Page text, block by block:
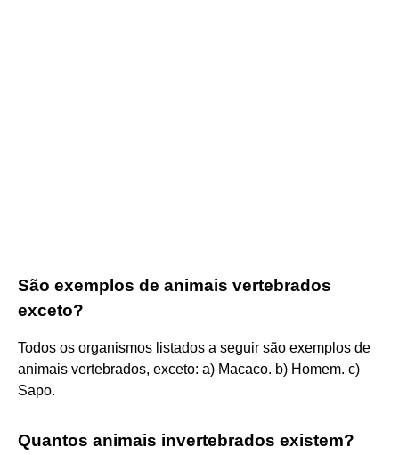
São exemplos de animais vertebrados
exceto?
Todos os organismos listados a seguir são exemplos de
animais vertebrados, exceto: a) Macaco. b) Homem. c)
Sapo.
Quantos animais invertebrados existem?